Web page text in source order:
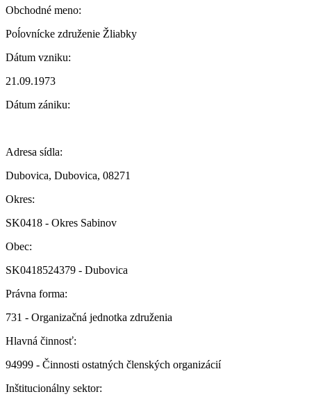
Obchodné meno:
Poĺovnícke združenie Žliabky
Dátum vzniku:
21.09.1973
Dátum zániku:
Adresa sídla:
Dubovica, Dubovica, 08271
Okres:
SK0418 - Okres Sabinov
Obec:
SK0418524379 - Dubovica
Právna forma:
731 - Organizačná jednotka združenia
Hlavná činnosť:
94999 - Činnosti ostatných členských organizácií
Inštitucionálny sektor: